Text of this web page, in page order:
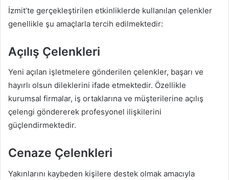
İzmit’te gerçekleştirilen etkinliklerde kullanılan çelenkler
genellikle şu amaçlarla tercih edilmektedir:
Açılış Çelenkleri
Yeni açılan işletmelere gönderilen çelenkler, başarı ve
hayırlı olsun dileklerini ifade etmektedir. Özellikle
kurumsal firmalar, iş ortaklarına ve müşterilerine açılış
çelengi göndererek profesyonel ilişkilerini
güçlendirmektedir.
Cenaze Çelenkleri
Yakınlarını kaybeden kişilere destek olmak amacıyla